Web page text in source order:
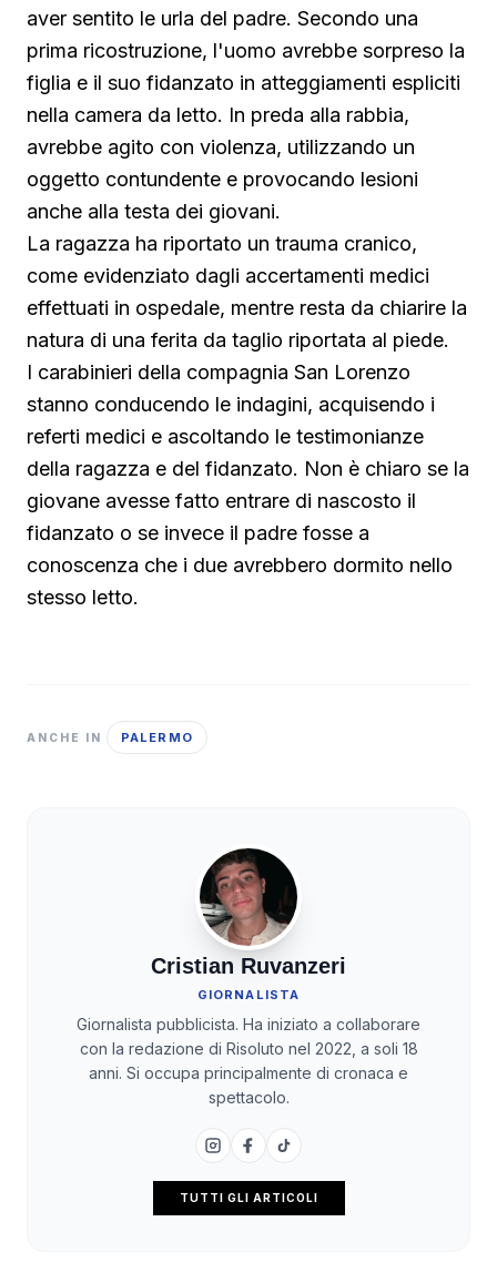
aver sentito le urla del padre. Secondo una
prima ricostruzione, l'uomo avrebbe sorpreso la
figlia e il suo fidanzato in atteggiamenti espliciti
nella camera da letto. In preda alla rabbia,
avrebbe agito con violenza, utilizzando un
oggetto contundente e provocando lesioni
anche alla testa dei giovani.
La ragazza ha riportato un trauma cranico,
come evidenziato dagli accertamenti medici
effettuati in ospedale, mentre resta da chiarire la
natura di una ferita da taglio riportata al piede.
I carabinieri della compagnia San Lorenzo
stanno conducendo le indagini, acquisendo i
referti medici e ascoltando le testimonianze
della ragazza e del fidanzato. Non è chiaro se la
giovane avesse fatto entrare di nascosto il
fidanzato o se invece il padre fosse a
conoscenza che i due avrebbero dormito nello
stesso letto.
ANCHE IN PALERMO
Cristian Ruvanzeri
GIORNALISTA
Giornalista pubblicista. Ha iniziato a collaborare
con la redazione di Risoluto nel 2022, a soli 18
anni. Si occupa principalmente di cronaca e
spettacolo.
TUTTI GLI ARTICOLI